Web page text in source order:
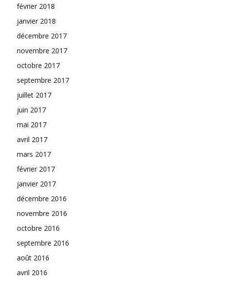
février 2018
janvier 2018
décembre 2017
novembre 2017
octobre 2017
septembre 2017
juillet 2017
juin 2017
mai 2017
avril 2017
mars 2017
février 2017
janvier 2017
décembre 2016
novembre 2016
octobre 2016
septembre 2016
août 2016
avril 2016